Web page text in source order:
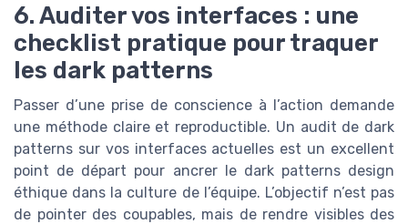
6. Auditer vos interfaces : une
checklist pratique pour traquer
les dark patterns
Passer d’une prise de conscience à l’action demande
une méthode claire et reproductible. Un audit de dark
patterns sur vos interfaces actuelles est un excellent
point de départ pour ancrer le dark patterns design
éthique dans la culture de l’équipe. L’objectif n’est pas
de pointer des coupables, mais de rendre visibles des